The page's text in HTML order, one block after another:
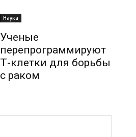
Наука
Ученые
перепрограммируют
Т-клетки для борьбы
с раком